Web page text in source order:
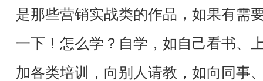
是那些营销实战类的作品，如果有需
一下！怎么学？自学，如自己看书、
加各类培训，向别人请教，如向同事